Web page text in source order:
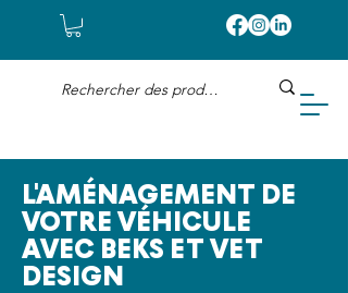
L'AMÉNAGEMENT DE
VOTRE VÉHICULE
AVEC BEKS ET VET
DESIGN